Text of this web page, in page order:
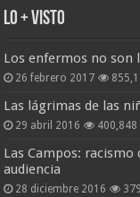
Lo + Visto
Los enfermos no son
26 febrero 2017
Las lágrimas de las
29 abril 2016 400,848
Las Campos:
audiencia
28 diciembre 2016